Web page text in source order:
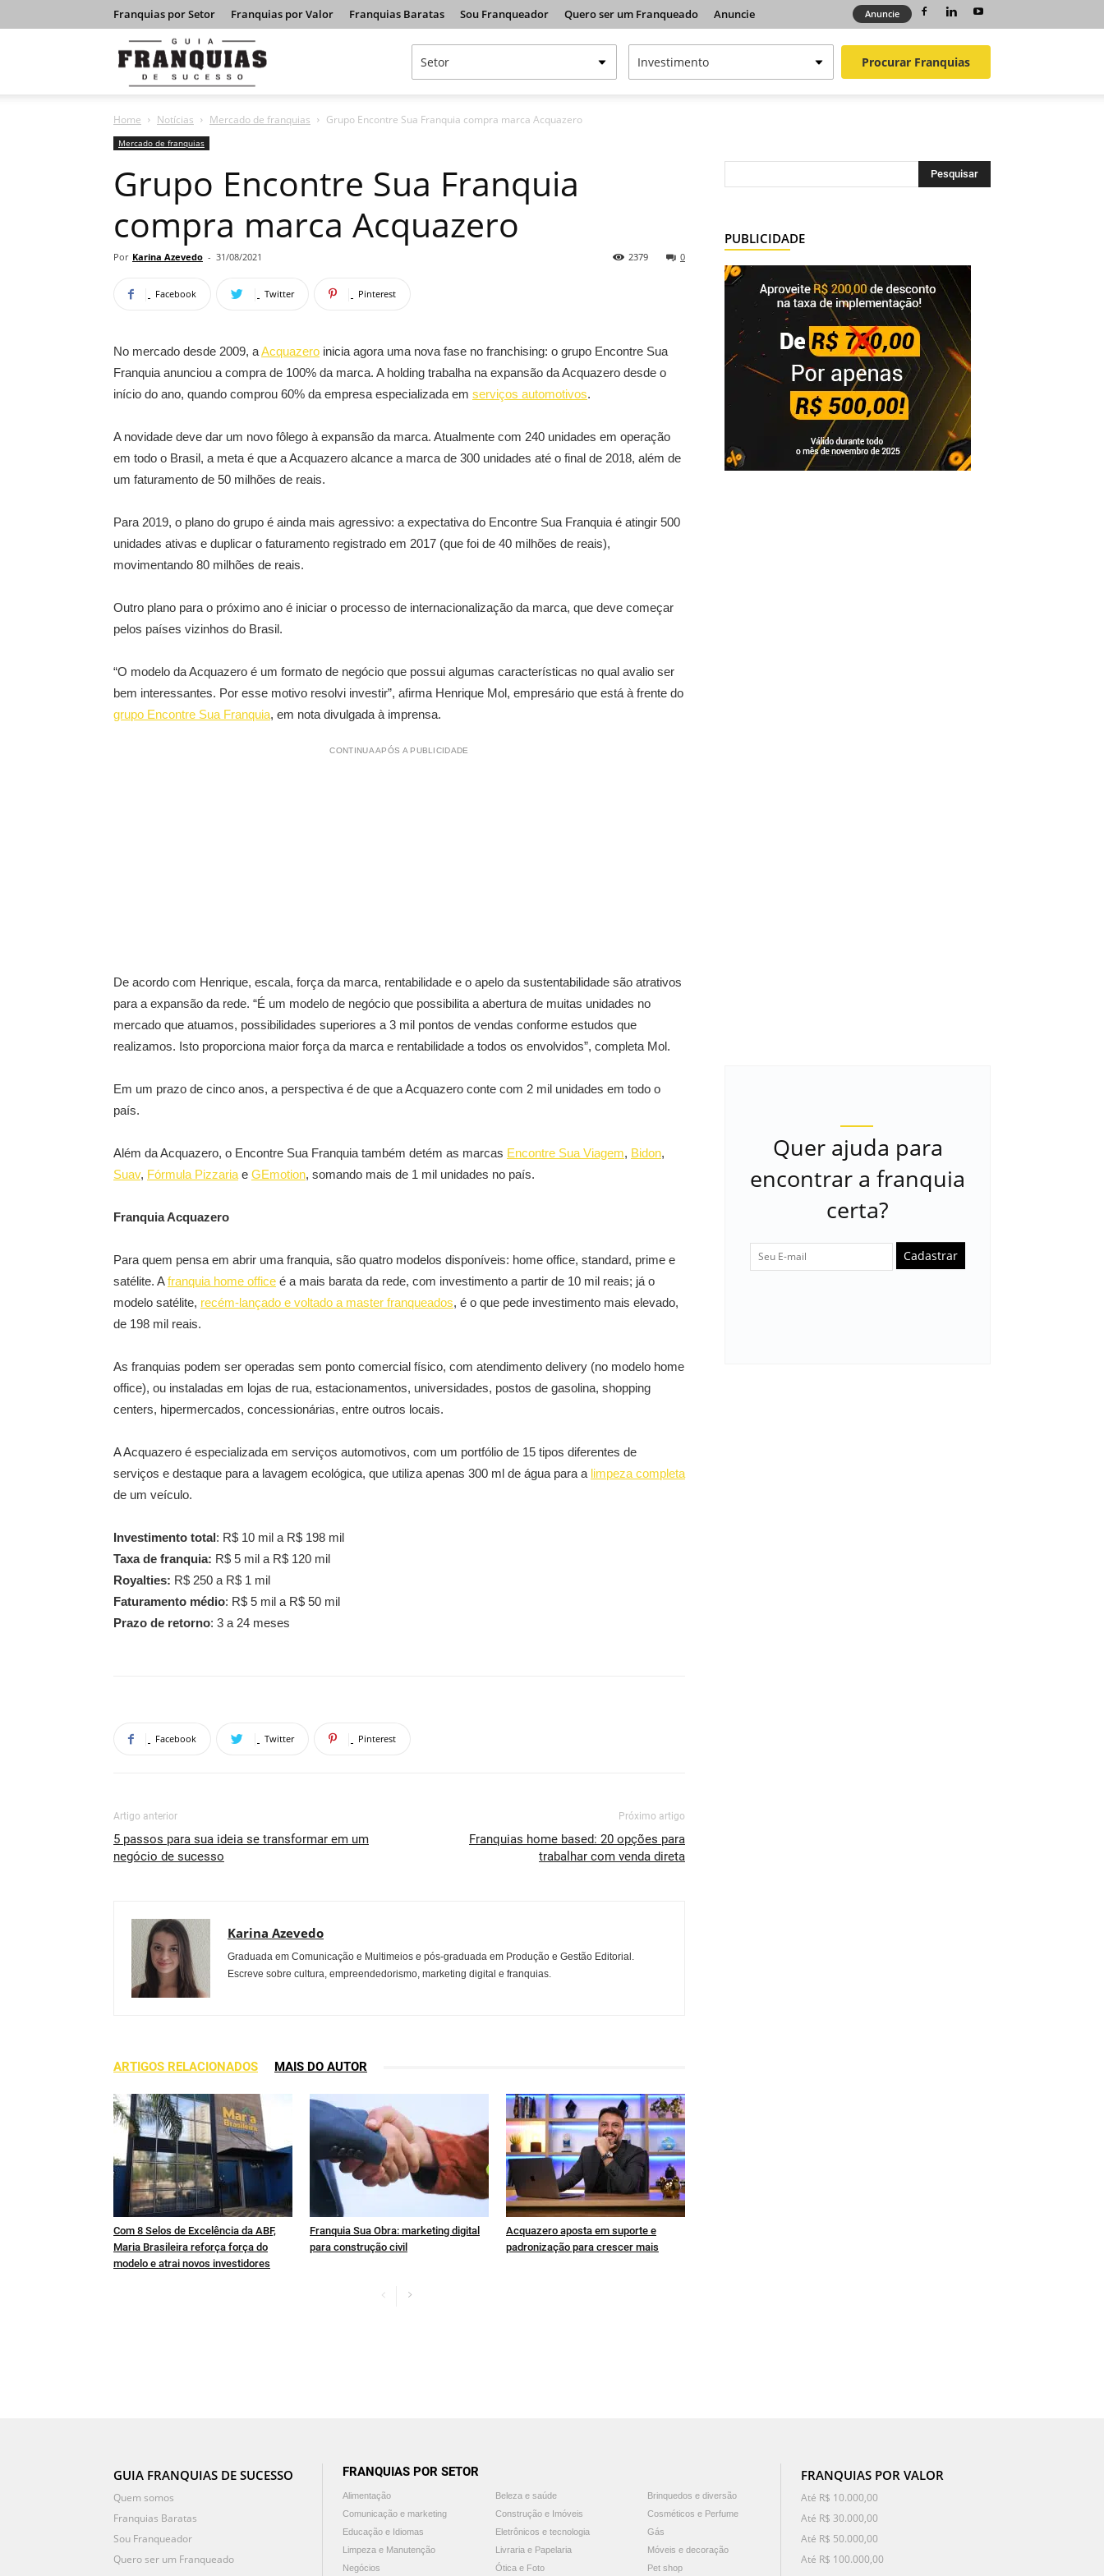
Franquias por Setor Franquias por Valor Franquias Baratas Sou Franqueador Quero ser um Franqueado Anuncie Anuncie
Franquias
de
Procurar Franquias
Home Notícias Mercado de franquias Grupo Encontre Sua Franquia compra marca Acquazero
Mercado de franquias
Grupo Encontre Sua Franquia
compra marca Acquazero
Por Karina Azevedo - 31/08/2021 0
2379
Facebook Twitter Pinterest
No mercado desde 2009, aAcquazero inicia agora uma nova fase no franchising: o grupo Encontre Sua
Franquia anunciou a compra de 100% da marca. A holding trabalha na expansão da Acquazero desde o
início do ano, quando comprou 60% da empresa especializada em serviços automotivos.
A novidade deve dar um novo fôlego à expansão da marca. Atualmente com 240 unidades em operação
em todo o Brasil, a meta é que a Acquazero alcance a marca de 300 unidades até o final de 2018, além de
um faturamento de 50 milhões de reais.
Para 2019, o plano do grupo é ainda mais agressivo: a expectativa do Encontre Sua Franquia é atingir 500
unidades ativas e duplicar o faturamento registrado em 2017 (que foi de 40 milhões de reais),
movimentando 80 milhões de reais.
Outro plano para o próximo ano é iniciar o processo de internacionalização da marca, que deve começar
pelos países vizinhos do Brasil.
“O modelo da Acquazero é um formato de negócio que possui algumas características no qual avalio ser
bem interessantes. Por esse motivo resolvi investir”, afirma Henrique Mol, empresário que está à frente do
grupo Encontre Sua Franquia, em nota divulgada à imprensa.
CONTINUA APÓS A PUBLICIDADE
De acordo com Henrique, escala, força da marca, rentabilidade e o apelo da sustentabilidade são atrativos
para a expansão da rede. “É um modelo de negócio que possibilita a abertura de muitas unidades no
mercado que atuamos, possibilidades superiores a 3 mil pontos de vendas conforme estudos que
realizamos. Isto proporciona maior força da marca e rentabilidade a todos os envolvidos”, completa Mol.
Em um prazo de cinco anos, a perspectiva é de que a Acquazero conte com 2 mil unidades em todo o
país.
Além da Acquazero, o Encontre Sua Franquia também detém as marcas Encontre Sua Viagem, Bidon,
Suav, Fórmula Pizzaria e GEmotion, somando mais de 1 mil unidades no país.
Franquia Acquazero
Para quem pensa em abrir uma franquia, são quatro modelos disponíveis: home office, standard, prime e
satélite. Afranquia home office é a mais barata da rede, com investimento a partir de 10 mil reais; já o
modelo satélite, recém-lançado e voltado a master franqueados, é o que pede investimento mais elevado,
de 198 mil reais.
As franquias podem ser operadas sem ponto comercial físico, com atendimento delivery (no modelo home
office), ou instaladas em lojas de rua, estacionamentos, universidades, postos de gasolina, shopping
centers, hipermercados, concessionárias, entre outros locais.
A Acquazero é especializada em serviços automotivos, com um portfólio de 15 tipos diferentes de
serviços e destaque para a lavagem ecológica, que utiliza apenas 300 ml de água para a limpeza completa
de um veículo.
Investimento total: R$ 10 mil a R$ 198 mil
Taxa de franquia: R$ 5 mil a R$ 120 mil
Royalties: R$ 250 a R$ 1 mil
Faturamento médio: R$ 5 mil a R$ 50 mil
Prazo de retorno: 3 a 24 meses
Facebook Twitter Pinterest
Artigo anterior
5 passos para sua ideia se transformar em um
negócio de sucesso
Próximo artigo
Franquias home based: 20 opções para
trabalhar com venda direta
Karina Azevedo
Graduada em Comunicação e Multimeios e pós-graduada em Produção e Gestão Editorial.
Escreve sobre cultura, empreendedorismo, marketing digital e franquias.
ARTIGOS RELACIONADOS MAIS DO AUTOR
Com 8 Selos de Excelência da ABF,
Maria Brasileira reforça força do
modelo e atrai novos investidores
Franquia Sua Obra: marketing digital
para construção civil
Acquazero aposta em suporte e
padronização para crescer mais
PUBLICIDADE
Quer ajuda para
encontrar a franquia
certa?
Cadastrar
GUIA FRANQUIAS DE SUCESSO
Quem somos
Franquias Baratas
Sou Franqueador
Quero ser um Franqueado
FRANQUIAS POR SETOR
Alimentação Beleza e saúde
Brinquedos e diversão
Comunicação e marketing
Construção e Imóveis
Cosméticos e Perfume
Educação e Idiomas
Eletrônicos e tecnologia
Gás
Limpeza e Manutenção
Livraria e Papelaria
Móveis e decoração
Negócios
Ótica e Foto Pet shop
FRANQUIAS POR VALOR
Até R$ 10.000,00
Até R$ 30.000,00
Até R$ 50.000,00
Até R$ 100.000,00